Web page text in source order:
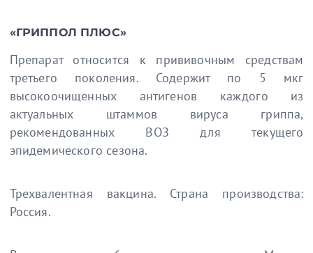
«ГРИППОЛ ПЛЮС»
Препарат относится к прививочным средствам
третьего поколения. Содержит по 5 мкг
высокоочищенных антигенов каждого из
актуальных штаммов вируса гриппа,
рекомендованных ВОЗ для текущего
эпидемического сезона.
Трехвалентная вакцина. Страна производства:
Россия.